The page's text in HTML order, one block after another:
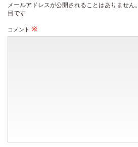
メールアドレスが公開されることはありません。
目です
コメント ※